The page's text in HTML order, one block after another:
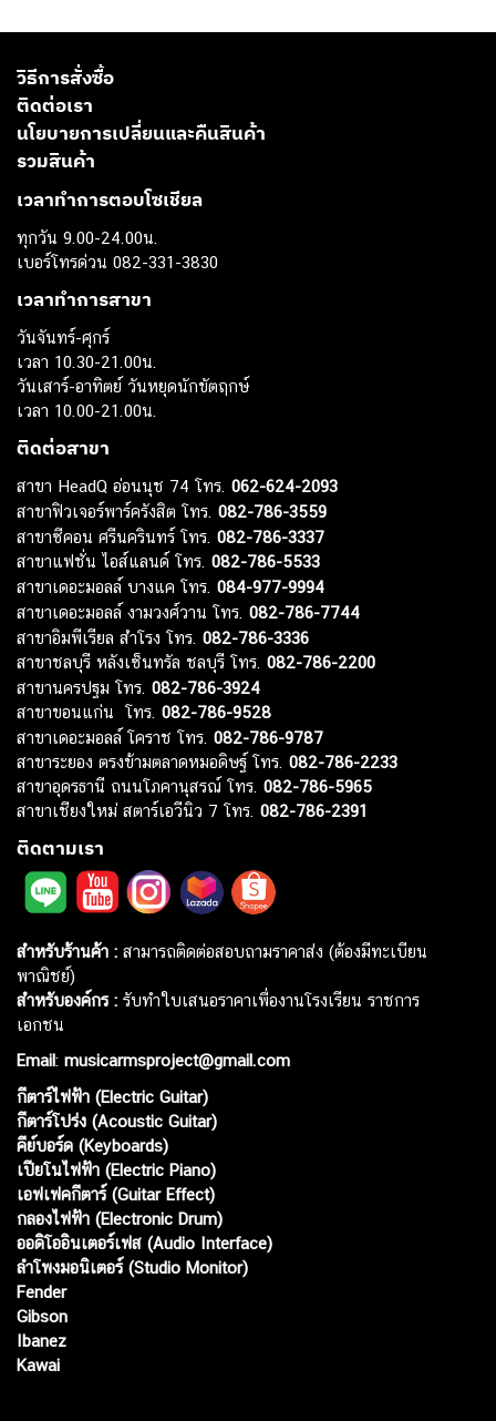
วิธีการสั่งซื้อ
ติดต่อเรา
นโยบายการเปลี่ยนและคืนสินค้า
รวมสินค้า
เวลาทำการตอบโซเชียล
ทุกวัน 9.00-24.00น.
เบอร์โทรด่วน 082-331-3830
เวลาทำการสาขา
วันจันทร์-ศุกร์
เวลา 10.30-21.00น.
วันเสาร์-อาทิตย์ วันหยุดนักขัตฤกษ์
เวลา 10.00-21.00น.
ติดต่อสาขา
สาขา HeadQ อ่อนนุช 74 โทร. 062-624-2093
สาขาฟิวเจอร์พาร์ครังสิต โทร. 082-786-3559
สาขาซีคอน ศรีนครินทร์ โทร. 082-786-3337
สาขาแฟชั่น ไอส์แลนด์ โทร. 082-786-5533
สาขาเดอะมอลล์ บางแค โทร. 084-977-9994
สาขาเดอะมอลล์ งามวงศ์วาน โทร. 082-786-7744
สาขาอิมพีเรียล สำโรง โทร. 082-786-3336
สาขาชลบุรี หลังเซ็นทรัล ชลบุรี โทร. 082-786-2200
สาขานครปฐม โทร. 082-786-3924
สาขาขอนแก่น โทร. 082-786-9528
สาขาเดอะมอลล์ โคราช โทร. 082-786-9787
สาขาระยอง ตรงข้ามตลาดหมอดิษฐ์ โทร. 082-786-2233
สาขาอุดรธานี ถนนโภคานุสรณ์ โทร. 082-786-5965
สาขาเชียงใหม่ สตาร์เอวีนิว 7 โทร. 082-786-2391
ติดตามเรา
สำหรับร้านค้า : สามารถติดต่อสอบถามราคาส่ง (ต้องมีทะเบียน
พาณิชย์)
สำหรับองค์กร : รับทำใบเสนอราคาเพื่องานโรงเรียน ราชการ
เอกชน
Email: musicarmsproject@gmail.com
กีตาร์ไฟฟ้า (Electric Guitar)
กีตาร์โปร่ง (Acoustic Guitar)
คีย์บอร์ด (Keyboards)
เปียโนไฟฟ้า (Electric Piano)
เอฟเฟคกีตาร์ (Guitar Effect)
กลองไฟฟ้า (Electronic Drum)
ออดิโออินเตอร์เฟส (Audio Interface)
ลำโพงมอนิเตอร์ (Studio Monitor)
Fender
Gibson
Ibanez
Kawai